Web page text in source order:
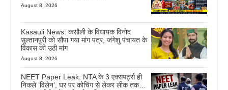
August 8, 2026
Kasauli News: कसौली के विधायक विनोद
सुल्तानपुरी को सौंपा गया मांग पत्र, जंगेशु पंचायत के
विकास की उठी मांग
August 8, 2026
NEET Paper Leak: NTA के 3 एक्सपर्ट्स ही
निकले ‘विलेन’, घर पर कोचिंग से लेकर लीक तक…